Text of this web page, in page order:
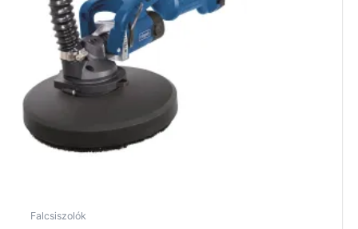
Falcsiszolók